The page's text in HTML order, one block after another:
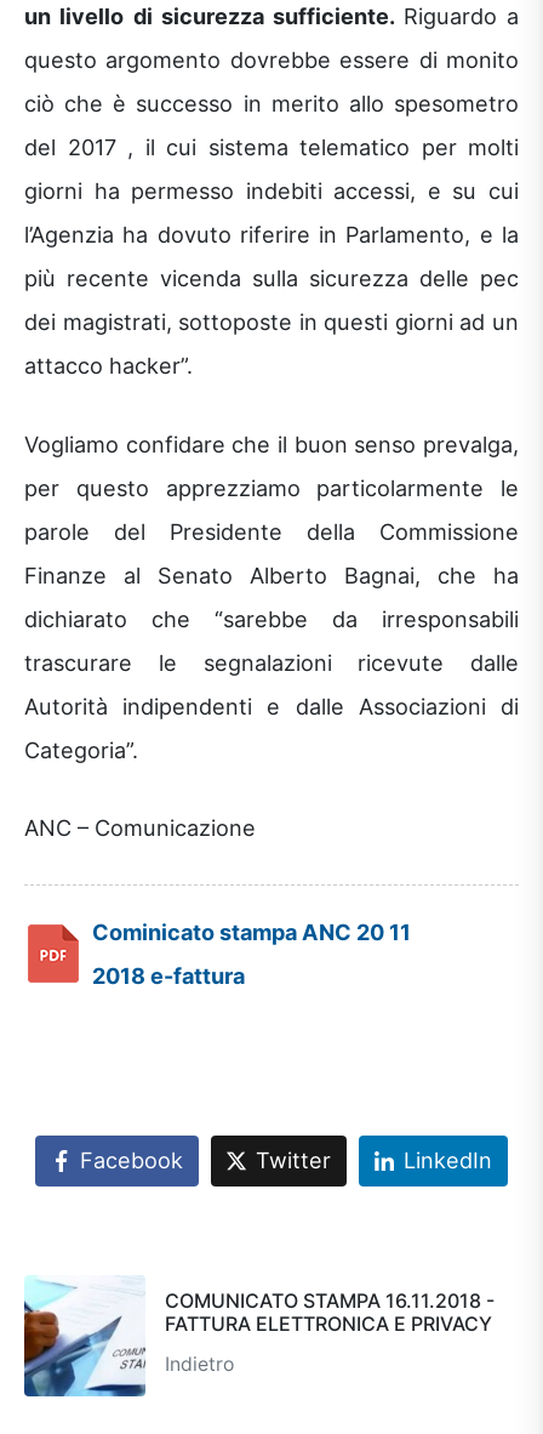
un livello di sicurezza sufficiente. Riguardo a
questo argomento dovrebbe essere di monito
ciò che è successo in merito allo spesometro
del 2017 , il cui sistema telematico per molti
giorni ha permesso indebiti accessi, e su cui
l’Agenzia ha dovuto riferire in Parlamento, e la
più recente vicenda sulla sicurezza delle pec
dei magistrati, sottoposte in questi giorni ad un
attacco hacker”.
Vogliamo confidare che il buon senso prevalga,
per questo apprezziamo particolarmente le
parole del Presidente della Commissione
Finanze al Senato Alberto Bagnai, che ha
dichiarato che “sarebbe da irresponsabili
trascurare le segnalazioni ricevute dalle
Autorità indipendenti e dalle Associazioni di
Categoria”.
ANC – Comunicazione
Cominicato stampa ANC 20 11
2018 e-fattura
Facebook Twitter LinkedIn
COMUNICATO STAMPA 16.11.2018 -
FATTURA ELETTRONICA E PRIVACY
Indietro